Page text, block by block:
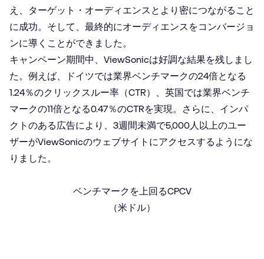
え、ターゲット・オーディエンスとより密につながること
に成功。そして、最終的にオーディエンスをコンバージョ
ンに導くことができました。
キャンペーン期間中、ViewSonicは好調な結果を残しまし
た。例えば、ドイツでは業界ベンチマークの24倍となる
1.24％のクリックスルー率（CTR）、英国では業界ベンチ
マークの11倍となる0.47％のCTRを実現。さらに、インパ
クトのある広告により、3週間未満で5,000人以上のユー
ザーがViewSonicのウェブサイトにアクセスするようにな
りました。
ベンチマークを上回るCPCV
（米ドル）